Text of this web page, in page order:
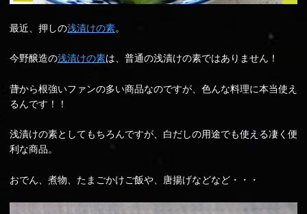
最近、押しの浅漬けの素。
今野醸造の浅漬けの素は、普通の浅漬けの素ではありません！
昔から根強いファンの多い商品なのですが、色んな料理に本当使え
るんです！！
浅漬けの素としてもちろんですが、白だしの用途でも使える凄く便
利な商品。
おでん、煮物、たまごかけご飯や、唐揚げなどなど・・・